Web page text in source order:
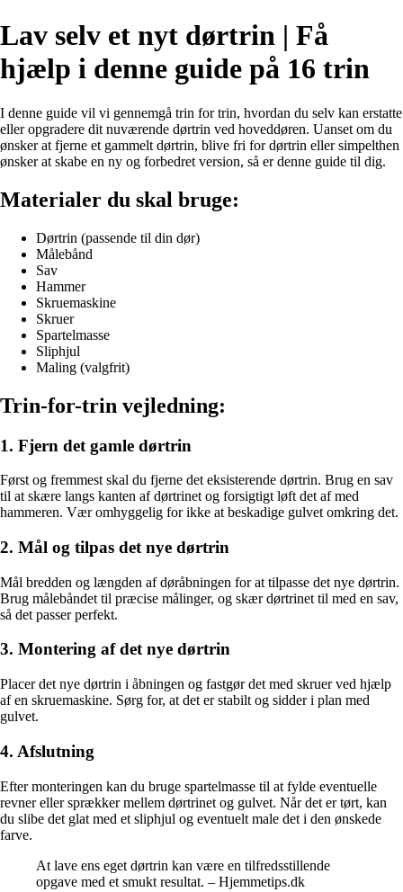
Lav selv et nyt dørtrin | Få
hjælp i denne guide på 16 trin
I denne guide vil vi gennemgå trin for trin, hvordan du selv kan erstatte
eller opgradere dit nuværende dørtrin ved hoveddøren. Uanset om du
ønsker at fjerne et gammelt dørtrin, blive fri for dørtrin eller simpelthen
ønsker at skabe en ny og forbedret version, så er denne guide til dig.
Materialer du skal bruge:
Dørtrin (passende til din dør)
Målebånd
Sav
Hammer
Skruemaskine
Skruer
Spartelmasse
Sliphjul
Maling (valgfrit)
Trin-for-trin vejledning:
1. Fjern det gamle dørtrin
Først og fremmest skal du fjerne det eksisterende dørtrin. Brug en sav
til at skære langs kanten af dørtrinet og forsigtigt løft det af med
hammeren. Vær omhyggelig for ikke at beskadige gulvet omkring det.
2. Mål og tilpas det nye dørtrin
Mål bredden og længden af døråbningen for at tilpasse det nye dørtrin.
Brug målebåndet til præcise målinger, og skær dørtrinet til med en sav,
så det passer perfekt.
3. Montering af det nye dørtrin
Placer det nye dørtrin i åbningen og fastgør det med skruer ved hjælp
af en skruemaskine. Sørg for, at det er stabilt og sidder i plan med
gulvet.
4. Afslutning
Efter monteringen kan du bruge spartelmasse til at fylde eventuelle
revner eller sprækker mellem dørtrinet og gulvet. Når det er tørt, kan
du slibe det glat med et sliphjul og eventuelt male det i den ønskede
farve.
At lave ens eget dørtrin kan være en tilfredsstillende
opgave med et smukt resultat. – Hjemmetips.dk